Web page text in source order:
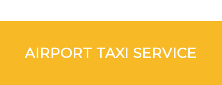
AIRPORT TAXI SERVICE